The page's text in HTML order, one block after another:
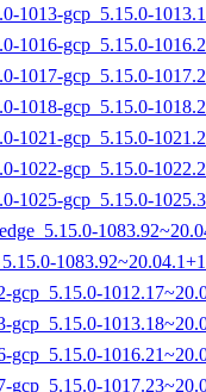
1013-gcp_5.15.0-
1016-gcp_5.15.0-
1017-gcp_5.15.0-
1018-gcp_5.15.0-
1021-gcp_5.15.0-
1022-gcp_5.15.0-
1025-gcp_5.15.0-